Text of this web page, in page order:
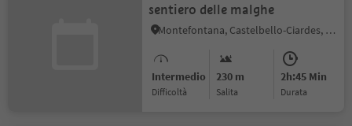
sentiero delle malghe
Montefontana, Castelbello-Ciardes, Val Venosta
Intermedio
Difficoltà
230 m
Salita
2h:45 Min
durata